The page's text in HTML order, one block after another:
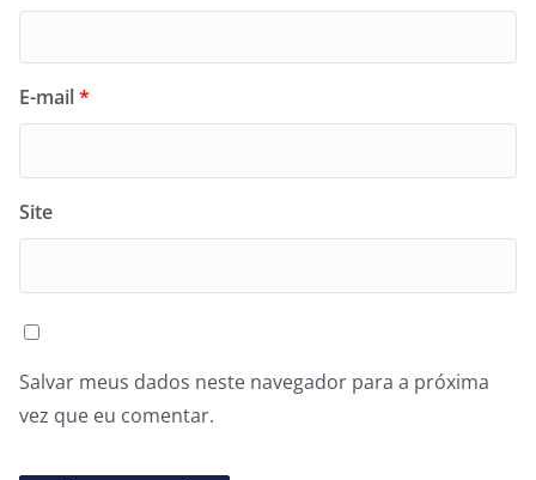
E-mail*
Site
Salvar meus dados neste navegador para a próxima
vez que eu comentar.